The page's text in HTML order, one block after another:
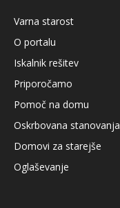
Varna starost
O portalu
Iskalnik rešitev
Priporočamo
Pomoč na domu
Oskrbovana stanovanja
Domovi za starejše
Oglaševanje